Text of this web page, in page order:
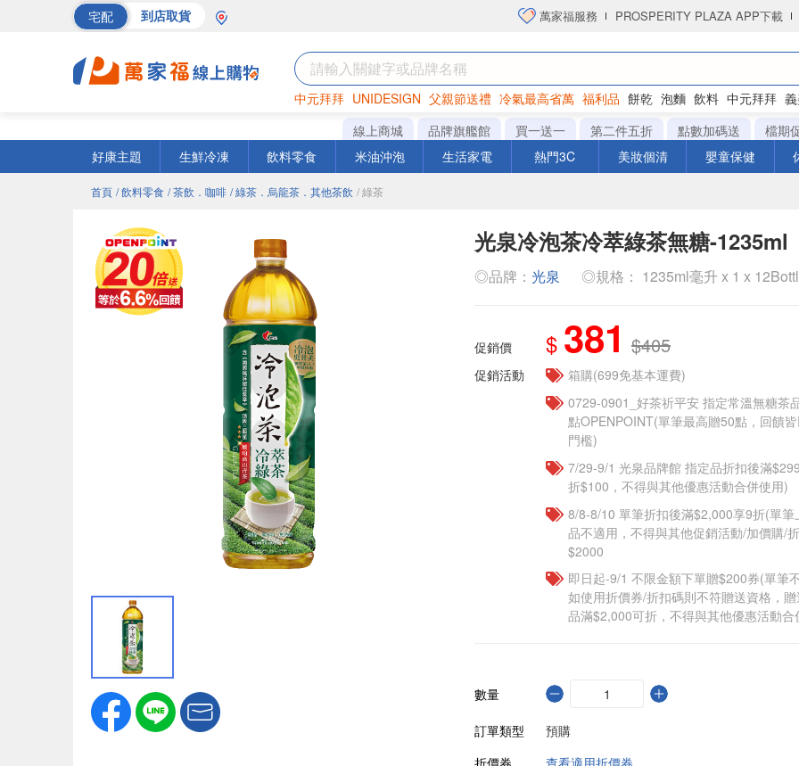
宅配 到店取貨 萬家福服務 PROSPERITY PLAZA APP下載
中元拜拜 UNIDESIGN 父親節送禮 冷氣最高省萬 福利品 餅乾 泡麵 飲料 中元拜拜
罐頭 海苔 洋芋片
線上商城 品牌旗艦館 買一送一 第二件五折 點數加碼送
檔期
好康主題
生鮮冷凍 飲料零食 米油沖泡 生活家電 熱門3C 美妝個清 嬰童保健
首頁 / 飲料零食 / 茶飲．咖啡 / 綠茶．烏龍茶．其他茶飲 / 綠茶
光泉冷泡茶冷萃綠茶無糖-1235ml
◎品牌： 光泉 ◎規格： 1235ml毫升 x 1 x
促銷價 $ 381 $405
促銷活動
箱購(699免基本運費)
​​0729-0901_好茶祈平安 指定常溫無糖茶
點OPENPOINT(單筆最高贈50點，回饋
門檻)
7/29-9/1 光泉品牌館 指定品折扣後滿
折$100，不得與其他優惠活動合併使用)
8/8-8/10 單筆折扣後滿$2,000享9折(單
品不適用，不得與其他促銷活動/加價購/
$2000
即日起-9/1 不限金額下單贈$200券(單筆
如使用折價券/折扣碼則不符贈送資格，
品滿$2,000可折，不得與其他優惠活動合
數量
訂單類型
預購
折價券
查看適用折價券